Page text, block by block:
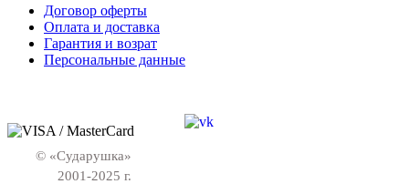
Договор оферты
Оплата и доставка
Гарантия и возрат
Персональные данные
© «Сударушка»
2001-2025 г.